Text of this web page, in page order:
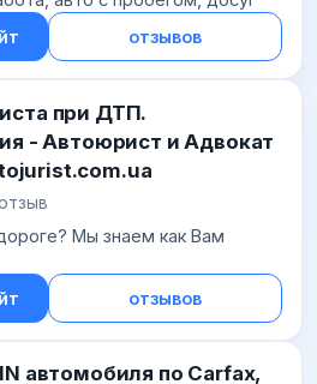
отзывов
при ДТП.
- Автоюрист и Адвокат
Мы знаем как Вам
отзывов
автомобиля по Carfax,